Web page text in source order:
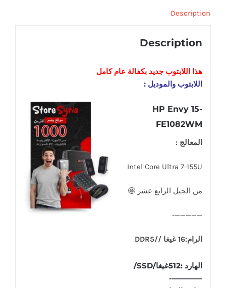
Description
Description
هذا اللابتوب جديد بكفالة عام كامل
اللابتوب والموديل :
HP Envy 15-
FE1082WM
المعالج :
Intel Core Ultra 7-155U
من الجيل الرابع عشر 🤩
—————-
الرام:16 غيغا //DDR5
الهارد :512غيغا/SSD/
————-